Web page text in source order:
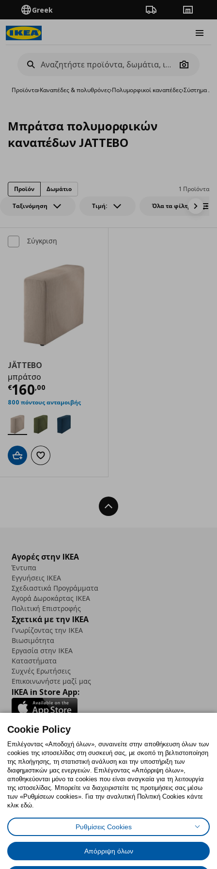
Greek Πορεία παραγγελίας
Camera
Προϊόντα›Καναπέδες & πολυθρόνες›Πολυμορφικοί καναπέδες›Σύστημα
Μπράτσα πολυμορφικών
καναπέδων JATTEBO
Ταξινόμηση Τιμή: Όλα τα φίλτρα
1 Προϊόντα
Προϊόν Δωμάτιο
Σύγκριση
JÄTTEBO
μπράτσο
€160,00
Τρέχουσα τιμή
800 πόντους ανταμοιβής
Προσθήκη στο καλάθι
Προσθήκη στα αγαπημένα
Back To Top
Αγορές στην IKEA
Έντυπα
Εγγυήσεις IKEA
Σχεδιαστικά Προγράμματα
Αγορά Δωρoκάρτας IKEA
Πολιτική Επιστροφής
Σχετικά με την IKEA
Γνωρίζοντας την IKEA
Βιωσιμότητα
Εργασία στην IKEA
Καταστήματα
Συχνές Ερωτήσεις
Επικοινωνήστε μαζί μας
IKEA in Store App:
Follow us:
FacebookInstagram
TikTokYoutubePinterestTwitter
Πολιτική CookiesΔήλωση ψηφιακής προσβασιμότητας
Ρυθμίσεις cookiesΌροι Χρήσης
Γενική Πολιτική Προσωπικών Δεδομένων
Πολιτική Προσωπικών Δεδομένων για ΙΚΕΑ.gr
Κώδικας Καταναλωτικής Δεοντολογίας
Cookie Policy
Επιλέγοντας «Αποδοχή όλων», συναινείτε στην αποθήκευση όλων των
cookies της ιστοσελίδας στη συσκευή σας, με σκοπό τη βελτιστοποίηση
της πλοήγησης, τη στατιστική ανάλυση και την υποστήριξη των
διαφημιστικών μας ενεργειών. Επιλέγοντας «Απόρριψη όλων»,
αποθηκεύονται μόνο τα cookies που είναι αναγκαία για τη λειτουργία
της ιστοσελίδας. Μπορείτε να διαχειριστείτε τις προτιμήσεις σας μέσω
των «Ρυθμίσεων cookies». Για την αναλυτική Πολιτική Cookies κάντε
κλικ εδώ.
Ρυθμίσεις Cookies
Απόρριψη όλων